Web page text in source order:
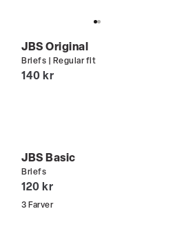
JBS Original
Briefs | Regular fit
I alt (inkl. rabat)
140 kr
JBS Basic
Briefs
I alt (inkl. rabat)
120 kr
3 Farver